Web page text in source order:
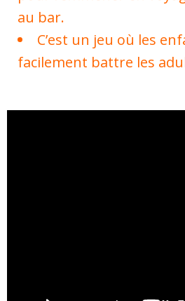
au bar.
C’est un jeu où les
facilement battre les